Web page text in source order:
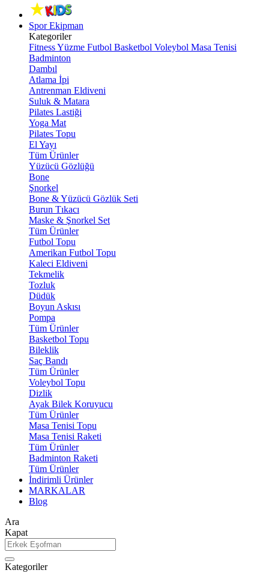
Spor Ekipman
Kategoriler
FitnessYüzme Futbol Basketbol Voleybol Masa Tenisi
Badminton
Dambıl
Atlama İpi
Antrenman Eldiveni
Suluk & Matara
Pilates Lastiği
Yoga Mat
Pilates Topu
El Yayı
Tüm Ürünler
Yüzücü Gözlüğü
Bone
Şnorkel
Bone & Yüzücü Gözlük Seti
Burun Tıkacı
Maske & Şnorkel Set
Tüm Ürünler
Futbol Topu
Amerikan Futbol Topu
Kaleci Eldiveni
Tekmelik
Tozluk
Düdük
Boyun Askısı
Pompa
Tüm Ürünler
Basketbol Topu
Bileklik
Saç Bandı
Tüm Ürünler
Voleybol Topu
Dizlik
Ayak Bilek Koruyucu
Tüm Ürünler
Masa Tenisi Topu
Masa Tenisi Raketi
Tüm Ürünler
Badminton Raketi
Tüm Ürünler
İndirimli Ürünler
MARKALAR
Blog
Ara
Kapat
Kategoriler